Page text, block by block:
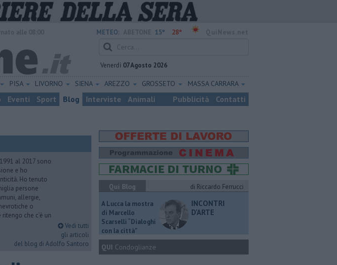
METEO: 15° 28°
Venerdì 07 Agosto 2026
PISA LIVORNO SIENA AREZZO GROSSETO MASSA CARRARA
Eventi Sport Blog Interviste Animali Pubblicità Contatti
al 2017 sono
e ho
Ho tenuto
persone
allergie,
o
che c’è un
Vedi tutti
gli articoli
del blog di Adolfo Santoro
Qui Blog
di Riccardo Ferrucci
A Lucca la mostra
di Marcello
Scarselli “Dialoghi
con la città"
INCONTRI
D'ARTE
QUI Condoglianze